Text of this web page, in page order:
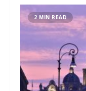
2 MIN READ